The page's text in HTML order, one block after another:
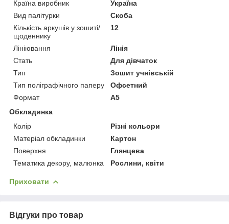
Країна виробник
Україна
Вид палітурки
Скоба
Кількість аркушів у зошиті/
щоденнику
12
Лініювання
Лінія
Стать
Для дівчаток
Тип
Зошит учнівській
Тип поліграфічного паперу
Офсетний
Формат
A5
Обкладинка
Колір
Різні кольори
Матеріал обкладинки
Картон
Поверхня
Глянцева
Тематика декору, малюнка
Рослини, квіти
Приховати
Відгуки про товар